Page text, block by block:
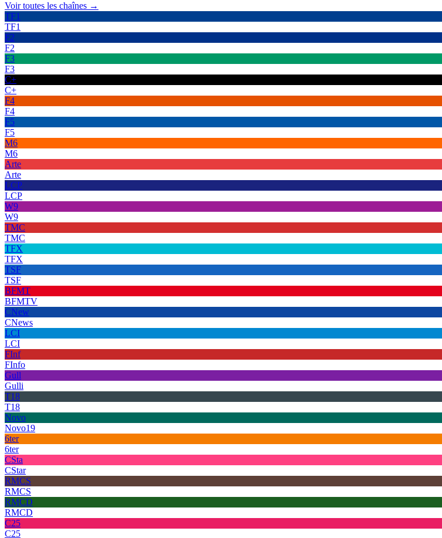
Voir toutes les chaînes →
TF1
TF1
F2
F2
F3
F3
C+
C+
F4
F4
F5
F5
M6
M6
Arte
Arte
LCP
LCP
W9
W9
TMC
TMC
TFX
TFX
TSF
TSF
BFMT
BFMTV
CNew
CNews
LCI
LCI
FInf
FInfo
Gull
Gulli
T18
T18
Novo
Novo19
6ter
6ter
CSta
CStar
RMCS
RMCS
RMCD
RMCD
C25
C25